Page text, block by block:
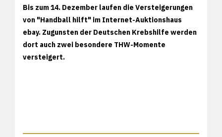
Bis zum 14. Dezember laufen die Versteigerungen
von "Handball hilft" im Internet-Auktionshaus
ebay. Zugunsten der Deutschen Krebshilfe werden
dort auch zwei besondere THW-Momente
versteigert.